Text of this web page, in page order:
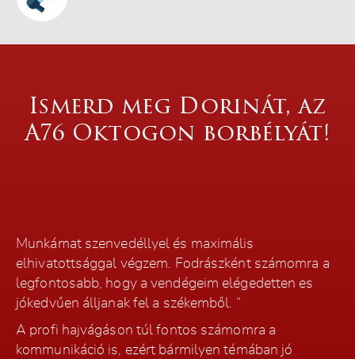
Ismerd meg Dorinát, az
A76 Oktogon borbélyát!
Munkámat szenvedéllyel és maximális
elhivatottsággal végzem. Fodrászként számomra a
legfontosabb, hogy a vendégeim elégedetten es
jókedvűen álljanak fel a székemből. “
A profi hajvágáson túl fontos számomra a
kommunikáció is, ezért bármilyen témában jó